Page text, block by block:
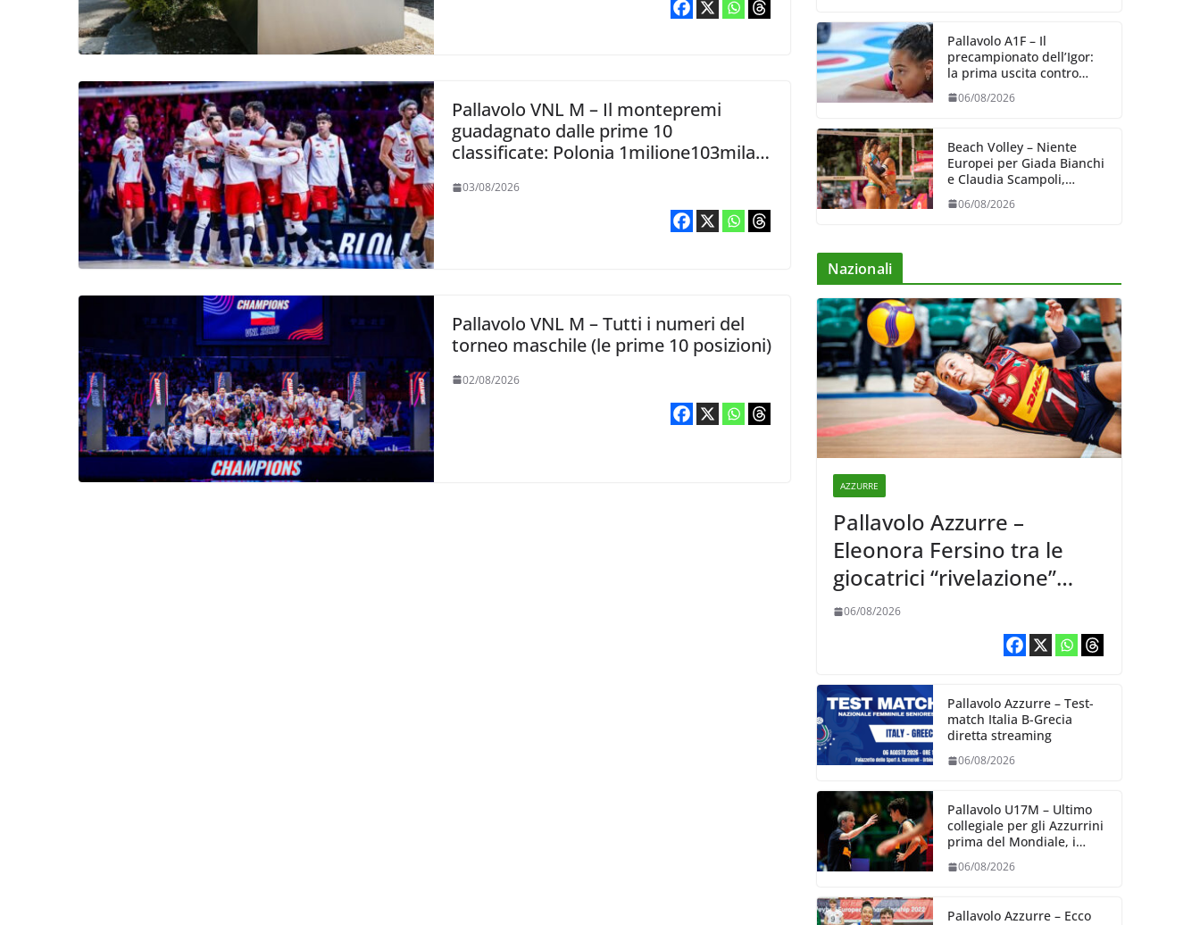
Pallavolo VNL M – Il montepremi
guadagnato dalle prime 10
classificate: Polonia 1milione103mila,
03/08/2026
Pallavolo VNL M – Tutti i numeri del
torneo maschile (le prime 10 posizioni)
02/08/2026
Pallavolo A1F – Il
precampionato dell’Igor:
la prima uscita contro
Bergamo (04/09)
06/08/2026
Beach Volley – Niente
Europei per Giada Bianchi
e Claudia Scampoli,
costrette al forfait
06/08/2026
Nazionali
AZZURRE
Pallavolo Azzurre –
Eleonora Fersino tra le
giocatrici “rivelazione”
della VNL 2026 per
06/08/2026
Pallavolo Azzurre – Test-
match Italia B-Grecia
diretta streaming
06/08/2026
Pallavolo U17M – Ultimo
collegiale per gli Azzurrini
prima del Mondiale, i
06/08/2026
Pallavolo Azzurre – Ecco